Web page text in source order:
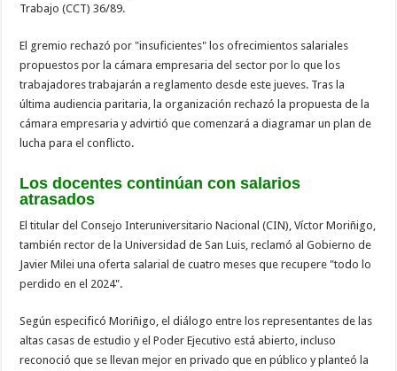
Trabajo (CCT) 36/89.
El gremio rechazó por "insuficientes" los ofrecimientos salariales
propuestos por la cámara empresaria del sector por lo que los
trabajadores trabajarán a reglamento desde este jueves. Tras la
última audiencia paritaria, la organización rechazó la propuesta de la
cámara empresaria y advirtió que comenzará a diagramar un plan de
lucha para el conflicto.
Los docentes continúan con salarios
atrasados
El titular del Consejo Interuniversitario Nacional (CIN), Víctor Moriñigo,
también rector de la Universidad de San Luis, reclamó al Gobierno de
Javier Milei una oferta salarial de cuatro meses que recupere "todo lo
perdido en el 2024".
Según especificó Moriñigo, el diálogo entre los representantes de las
altas casas de estudio y el Poder Ejecutivo está abierto, incluso
reconoció que se llevan mejor en privado que en público y planteó la